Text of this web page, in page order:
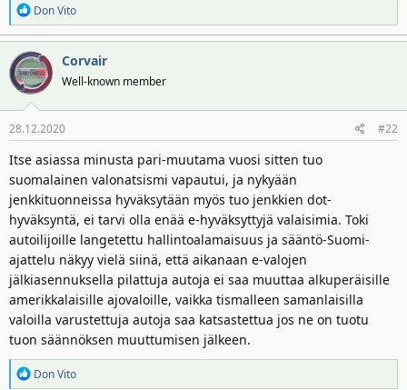
R
e
a
k
t
i
o
t
Don Vito
Corvair
Well-known member
28.12.2020 #22
Itse asiassa minusta pari-muutama vuosi sitten tuo
suomalainen valonatsismi vapautui, ja nykyään
jenkkituonneissa hyväksytään myös tuo jenkkien dot-
hyväksyntä, ei tarvi olla enää e-hyväksyttyjä valaisimia. Toki
autoilijoille langetettu hallintoalamaisuus ja sääntö-Suomi-
ajattelu näkyy vielä siinä, että aikanaan e-valojen
jälkiasennuksella pilattuja autoja ei saa muuttaa alkuperäisille
amerikkalaisille ajovaloille, vaikka tismalleen samanlaisilla
valoilla varustettuja autoja saa katsastettua jos ne on tuotu
tuon säännöksen muuttumisen jälkeen.
R
Don Vito